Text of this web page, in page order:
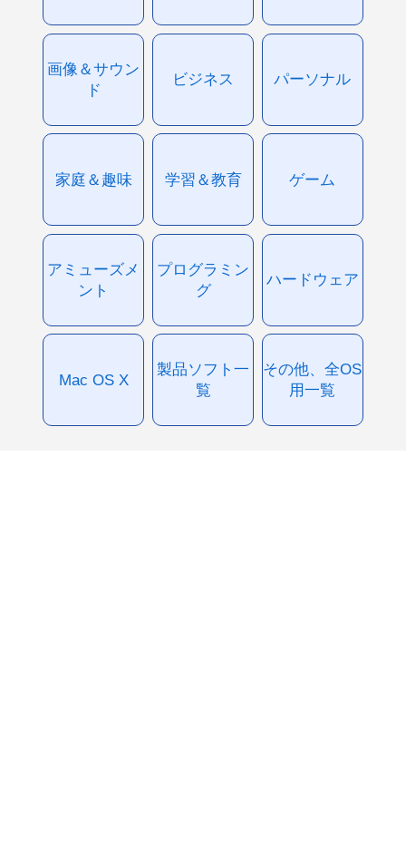
画像＆サウン
ド
ビジネス パーソナル
家庭＆趣味 学習＆教育 ゲーム
アミューズメ
ント
プログラミン
グ
ハードウェア
Mac OS X
製品ソフト一
覧
その他、全OS
用一覧